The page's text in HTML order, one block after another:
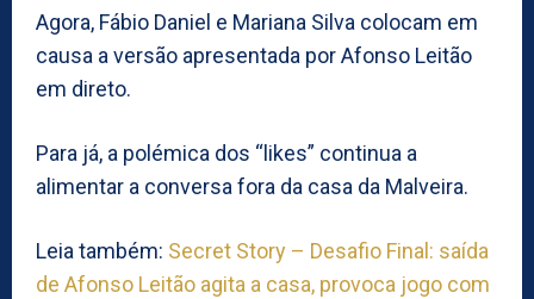
Agora, Fábio Daniel e Mariana Silva colocam em
causa a versão apresentada por Afonso Leitão
em direto.
Para já, a polémica dos “likes” continua a
alimentar a conversa fora da casa da Malveira.
Leia também: Secret Story – Desafio Final: saída
de Afonso Leitão agita a casa, provoca jogo com